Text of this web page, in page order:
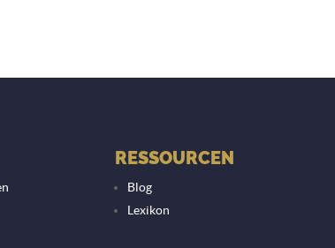
RESSOURCEN
Blog
Lexikon